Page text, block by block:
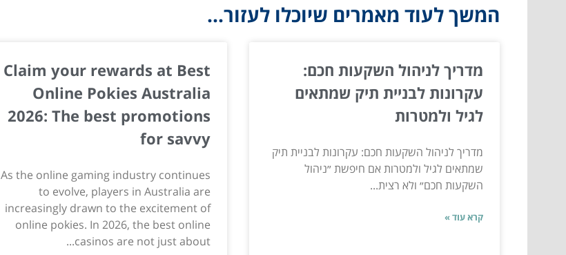
המשך לעוד מאמרים שיוכלו לעזור...
מדריך לניהול השקעות חכם:
עקרונות לבניית תיק שמתאים
לגיל ולמטרות
מדריך לניהול השקעות חכם: עקרונות לבניית תיק
שמתאים לגיל ולמטרות אם חיפשת ״ניהול
השקעות חכם״ ולא רצית...
קרא עוד »
Claim your rewards at Best
Online Pokies Australia
2026: The best promotions
for savvy
As the online gaming industry continues
to evolve, players in Australia are
increasingly drawn to the excitement of
online pokies. In 2026, the best online
casinos are not just about...